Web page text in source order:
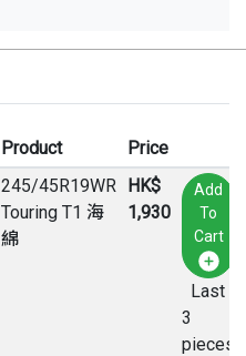
Product
Price
245/45R19WR
Touring T1 海
綿
HK$
1,930
Add
To
Cart
Last
3
pieces